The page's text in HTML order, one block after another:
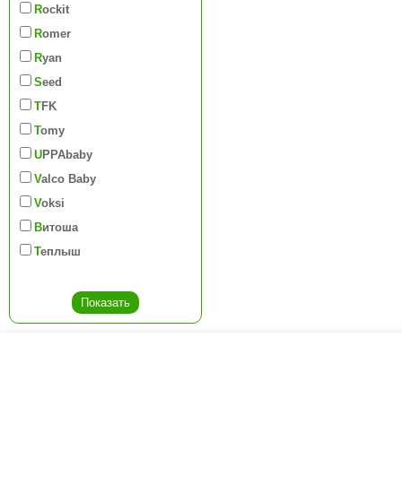
Rockit
Romer
Ryan
Seed
TFK
Tomy
UPPAbaby
Valco Baby
Voksi
Витоша
Теплыш